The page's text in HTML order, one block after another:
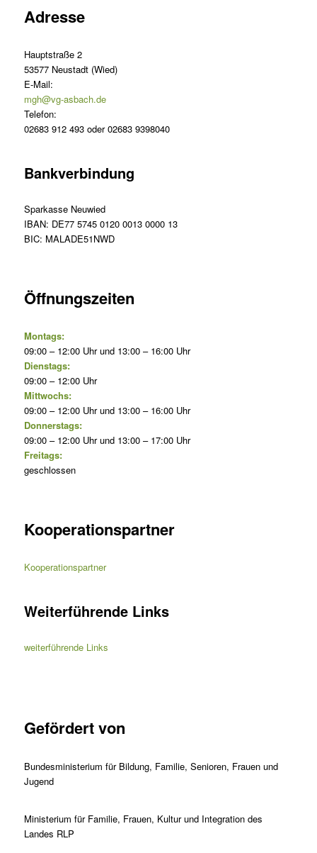
Adresse
Hauptstraße 2
53577 Neustadt (Wied)
E-Mail:
mgh@vg-asbach.de
Telefon:
02683 912 493 oder 02683 9398040
Bankverbindung
Sparkasse Neuwied
IBAN: DE77 5745 0120 0013 0000 13
BIC: MALADE51NWD
Öffnungszeiten
Montags:
09:00 – 12:00 Uhr und 13:00 – 16:00 Uhr
Dienstags:
09:00 – 12:00 Uhr
Mittwochs:
09:00 – 12:00 Uhr und 13:00 – 16:00 Uhr
Donnerstags:
09:00 – 12:00 Uhr und 13:00 – 17:00 Uhr
Freitags:
geschlossen
Kooperationspartner
Kooperationspartner
Weiterführende Links
weiterführende Links
Gefördert von
Bundesministerium für Bildung, Familie, Senioren, Frauen und
Jugend
Ministerium für Familie, Frauen, Kultur und Integration des
Landes RLP